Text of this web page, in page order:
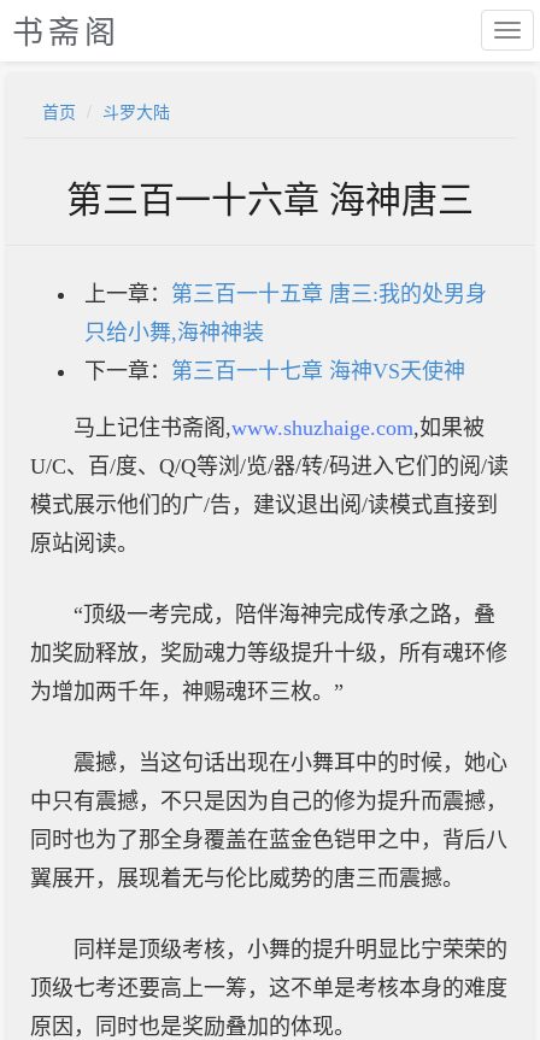
书斋阁
首页 斗罗大陆
第三百一十六章 海神唐三
上一章： 第三百一十五章 唐三:我的处男身
只给小舞,海神神装
下一章： 第三百一十七章 海神VS天使神
马上记住书斋阁,www.shuzhaige.com,如果被
U/C、百/度、Q/Q等浏/览/器/转/码进入它们的阅/读
模式展示他们的广/告，建议退出阅/读模式直接到
原站阅读。
“顶级一考完成，陪伴海神完成传承之路，叠
加奖励释放，奖励魂力等级提升十级，所有魂环修
为增加两千年，神赐魂环三枚。”
震撼，当这句话出现在小舞耳中的时候，她心
中只有震撼，不只是因为自己的修为提升而震撼，
同时也为了那全身覆盖在蓝金色铠甲之中，背后八
翼展开，展现着无与伦比威势的唐三而震撼。
同样是顶级考核，小舞的提升明显比宁荣荣的
顶级七考还要高上一筹，这不单是考核本身的难度
原因，同时也是奖励叠加的体现。